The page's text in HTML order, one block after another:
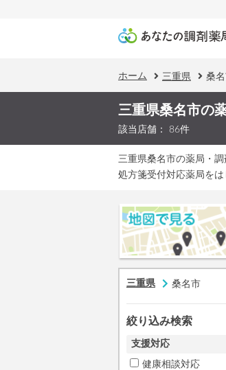
ホーム 三重県 桑
三重県桑名市の
該当店舗： 86件
三重県桑名市の薬局・
処方箋受付対応薬局を
三重県 桑名市
絞り込み検索
支援対応
健康相談対応